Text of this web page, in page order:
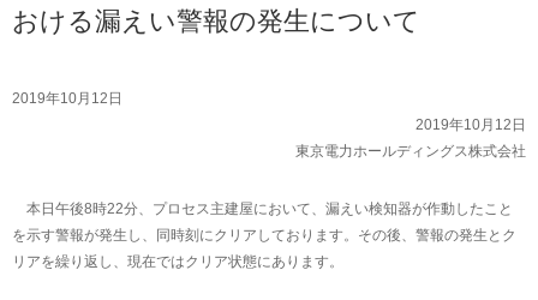
おける漏えい警報の発生について
2019年10月12日
2019年10月12日
東京電力ホールディングス株式会社
本日午後8時22分、プロセス主建屋において、漏えい検知器が作動したこと
を示す警報が発生し、同時刻にクリアしております。その後、警報の発生とク
リアを繰り返し、現在ではクリア状態にあります。